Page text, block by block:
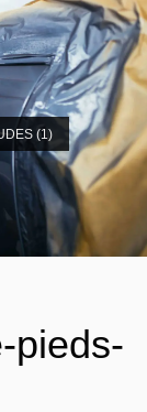
(1)
pieds-